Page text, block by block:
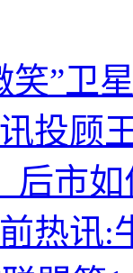
笑”卫
投顾
后市
热讯: